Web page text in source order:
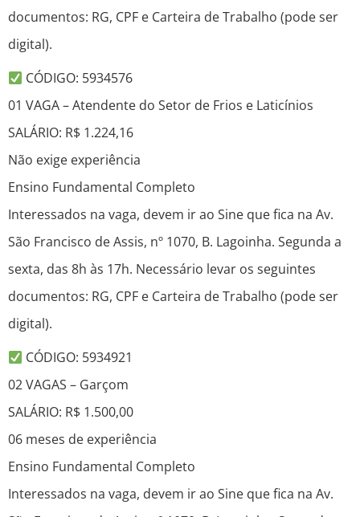
documentos: RG, CPF e Carteira de Trabalho (pode ser
digital).
CÓDIGO: 5934576
01 VAGA – Atendente do Setor de Frios e Laticínios
SALÁRIO: R$ 1.224,16
Não exige experiência
Ensino Fundamental Completo
Interessados na vaga, devem ir ao Sine que fica na Av.
São Francisco de Assis, nº 1070, B. Lagoinha. Segunda a
sexta, das 8h às 17h. Necessário levar os seguintes
documentos: RG, CPF e Carteira de Trabalho (pode ser
digital).
CÓDIGO: 5934921
02 VAGAS – Garçom
SALÁRIO: R$ 1.500,00
06 meses de experiência
Ensino Fundamental Completo
Interessados na vaga, devem ir ao Sine que fica na Av.